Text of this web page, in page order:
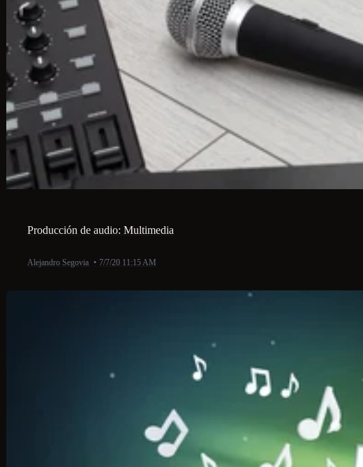
Producción de audio: Multimedia
Alejandro Segovia • 7/7/20 11:15 AM